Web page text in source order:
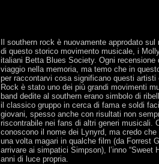
Il southern rock è nuovamente approdato
di questo storico movimento musicale, i
italiani Betta Blues Society. Ogni
viaggio nella memoria, ma temo che in
per raccontarvi cosa significano questi
Rock è stato uno dei più grandi movimenti
band dedite al southern erano simbolo di
il classico gruppo in cerca di fama e soldi
giovani, spesso anche con risultati non
riscontrabile nei fans di altri generi musicali.
conoscono il nome dei Lynyrd, ma credo
una volta magari in qualche film (da Forrest
arrivare ai simpatici Simpson), l’inno “Sweet
anni di luce propria.